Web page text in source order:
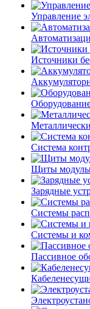
Управление
Источники
Система
Щиты
Зарядные
Системы
Системы и
Пассивное